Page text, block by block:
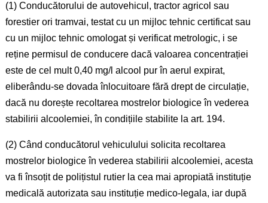
(1) Conducătorului de autovehicul, tractor agricol sau
forestier ori tramvai, testat cu un mijloc tehnic certificat sau
cu un mijloc tehnic omologat și verificat metrologic, i se
reține permisul de conducere dacă valoarea concentrației
este de cel mult 0,40 mg/l alcool pur în aerul expirat,
eliberându-se dovada înlocuitoare fără drept de circulație,
dacă nu dorește recoltarea mostrelor biologice în vederea
stabilirii alcoolemiei, în condițiile stabilite la art. 194.
(2) Când conducătorul vehiculului solicita recoltarea
mostrelor biologice în vederea stabilirii alcoolemiei, acesta
va fi însoțit de polițistul rutier la cea mai apropiată instituție
medicală autorizata sau instituție medico-legala, iar după